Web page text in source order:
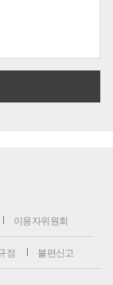
이용자위원회
정 불편신고